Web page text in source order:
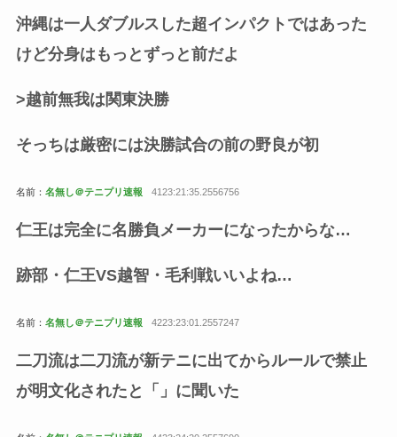
沖縄は一人ダブルスした超インパクトではあった
けど分身はもっとずっと前だよ
>越前無我は関東決勝
そっちは厳密には決勝試合の前の野良が初
名前： 名無し＠テニプリ速報 4123:21:35.2556756
仁王は完全に名勝負メーカーになったからな…
跡部・仁王VS越智・毛利戦いいよね…
名前： 名無し＠テニプリ速報 4223:23:01.2557247
二刀流は二刀流が新テニに出てからルールで禁止
が明文化されたと「」に聞いた